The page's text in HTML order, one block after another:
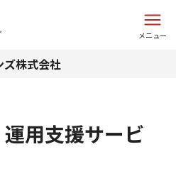
メニュー
ズ株式会社
用支援サービ